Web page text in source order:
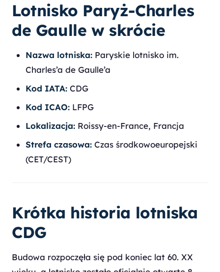
Lotnisko Paryż-Charles
de Gaulle w skrócie
Nazwa lotniska: Paryskie lotnisko im.
Charles’a de Gaulle’a
Kod IATA: CDG
Kod ICAO: LFPG
Lokalizacja: Roissy-en-France, Francja
Strefa czasowa: Czas środkowoeuropejski
(CET/CEST)
Krótka historia lotniska
CDG
Budowa rozpoczęła się pod koniec lat 60. XX